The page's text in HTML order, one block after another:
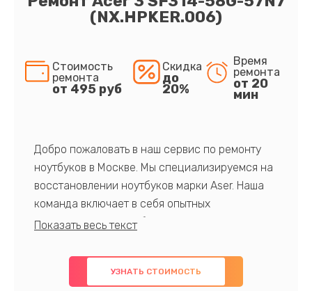
(NX.HPKER.006)
Стоимость
ремонта
от 495 руб
Скидка
до
20%
Время
ремонта
от 20
мин
Добро пожаловать в наш сервис по ремонту
ноутбуков в Москве. Мы специализируемся на
восстановлении ноутбуков марки Aser. Наша
команда включает в себя опытных
профессионалов с обширными знаниями и
предлагаем быстрый и качественный ремонт с
использованием оригинальных компонентов, а
УЗНАТЬ СТОИМОСТЬ